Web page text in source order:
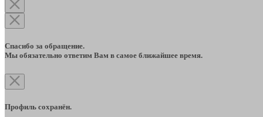
Спасибо за обращение.
Мы обязательно ответим Вам в самое ближайшее время.
Профиль сохранён.